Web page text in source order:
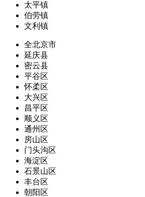
太平镇
伯劳镇
文利镇
全北京市
延庆县
密云县
平谷区
怀柔区
大兴区
昌平区
顺义区
通州区
房山区
门头沟区
海淀区
石景山区
丰台区
朝阳区